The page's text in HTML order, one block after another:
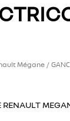
Mégane /